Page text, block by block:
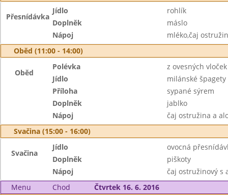
Přesnídávka
Jídlo
rohlík
Doplněk
máslo
Nápoj
mléko,čaj
Oběd (11:00 - 14:00)
Oběd
Polévka
z ovesných vloček
Jídlo
milánské
Příloha
sypané sýrem
Doplněk
jablko
Nápoj
čaj ostružina a
Svačina (15:00 - 16:00)
Svačina
Jídlo
ovocná
Doplněk
piškoty
Nápoj
čaj ostružinový s
Menu
Chod
Čtvrtek 16. 6. 2016